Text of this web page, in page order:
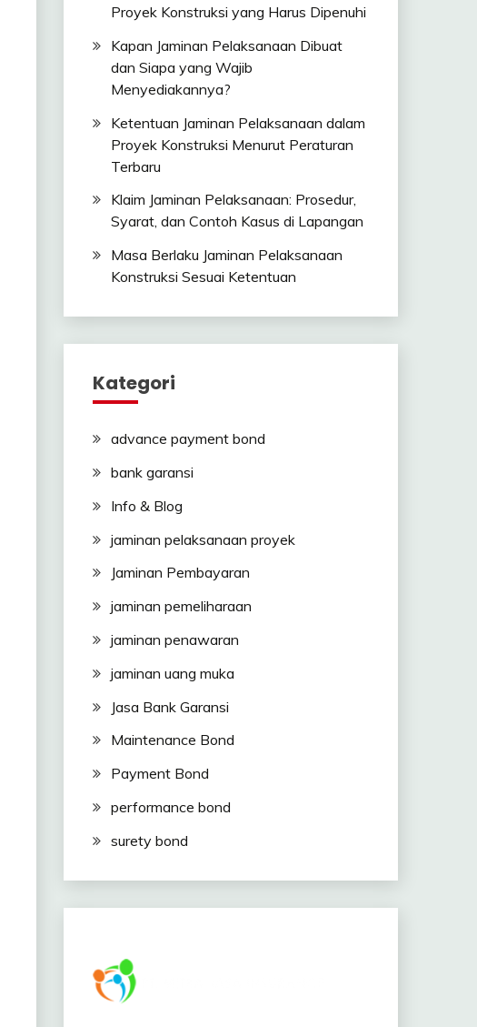
Proyek Konstruksi yang Harus Dipenuhi
Kapan Jaminan Pelaksanaan Dibuat
dan Siapa yang Wajib
Menyediakannya?
Ketentuan Jaminan Pelaksanaan dalam
Proyek Konstruksi Menurut Peraturan
Terbaru
Klaim Jaminan Pelaksanaan: Prosedur,
Syarat, dan Contoh Kasus di Lapangan
Masa Berlaku Jaminan Pelaksanaan
Konstruksi Sesuai Ketentuan
Kategori
advance payment bond
bank garansi
Info & Blog
jaminan pelaksanaan proyek
Jaminan Pembayaran
jaminan pemeliharaan
jaminan penawaran
jaminan uang muka
Jasa Bank Garansi
Maintenance Bond
Payment Bond
performance bond
surety bond